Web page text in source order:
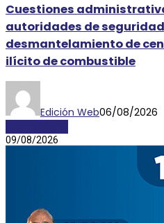
Cuestiones
autoridades de
desmantelamiento de
ilícito de combustible
Edición Web06/08/2026
09/08/2026